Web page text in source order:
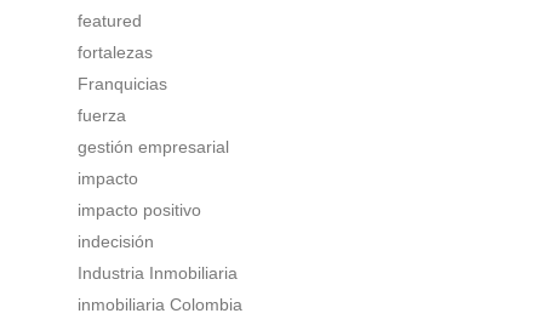
featured
fortalezas
Franquicias
fuerza
gestión empresarial
impacto
impacto positivo
indecisión
Industria Inmobiliaria
inmobiliaria Colombia